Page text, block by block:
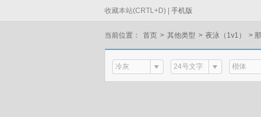
收藏本站(CRTL+D) | 手机版
当前位置： 首页 > 其他类型 > 夜泳（1v1） >
冷灰 24号文字 楷体